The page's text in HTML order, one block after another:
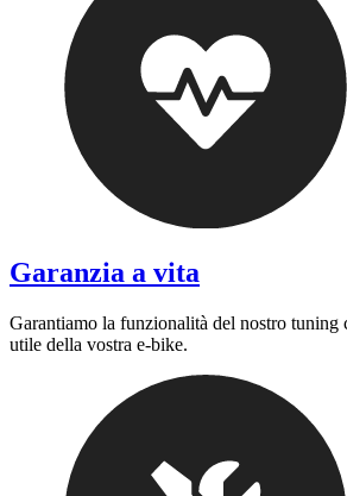
Garanzia a vita
Garantiamo la funzionalità del nostro tuning
utile della vostra e-bike.